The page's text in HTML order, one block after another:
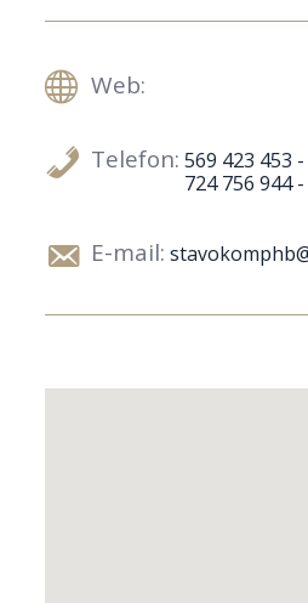
Web:
Telefon: 569 423 453
724 756 944
E-mail: